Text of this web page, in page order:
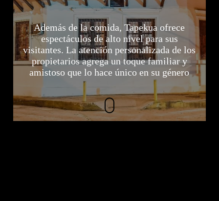
Además de la comida, Tapekua ofrece
espectáculos de alto nivel para sus
visitantes. La atención personalizada de los
propietarios agrega un toque familiar y
amistoso que lo hace único en su género